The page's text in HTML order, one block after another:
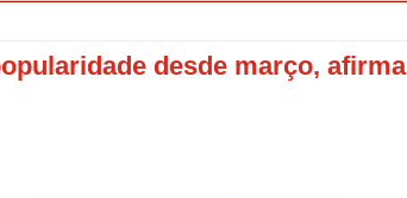
desde março, afirma